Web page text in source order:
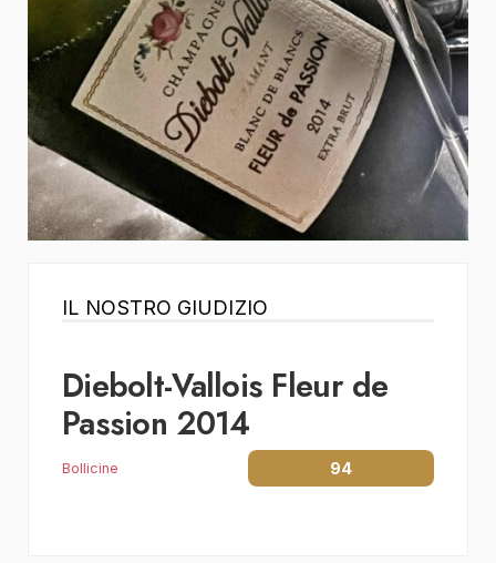
IL NOSTRO GIUDIZIO
Diebolt-Vallois Fleur de
Passion 2014
Bollicine 94